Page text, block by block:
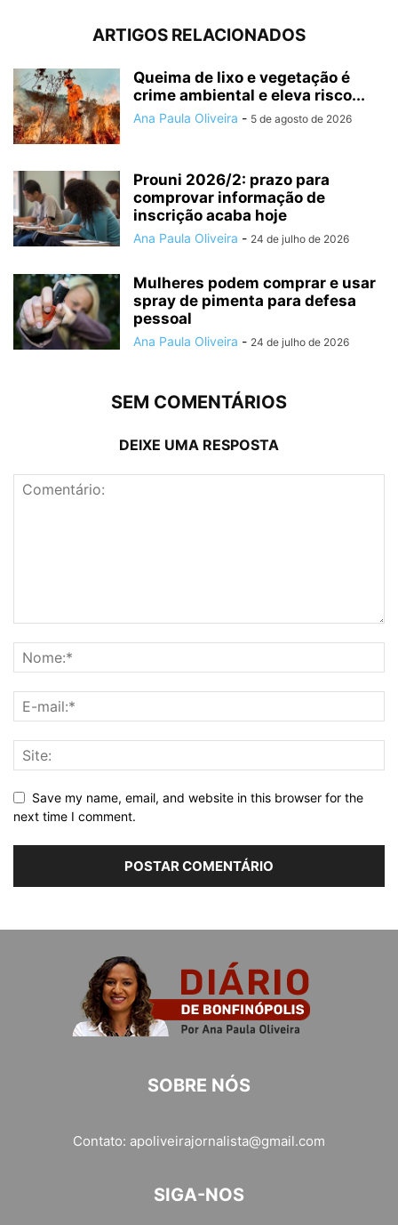
ARTIGOS RELACIONADOS
Queima de lixo e vegetação é
crime ambiental e eleva risco...
Ana Paula Oliveira - 5 de agosto de 2026
Prouni 2026/2: prazo para
comprovar informação de
inscrição acaba hoje
Ana Paula Oliveira - 24 de julho de 2026
Mulheres podem comprar e usar
spray de pimenta para defesa
pessoal
Ana Paula Oliveira - 24 de julho de 2026
SEM COMENTÁRIOS
DEIXE UMA RESPOSTA
Save my name, email, and website in this browser for the
next time I comment.
SOBRE NÓS
Contato: apoliveirajornalista@gmail.com
SIGA-NOS